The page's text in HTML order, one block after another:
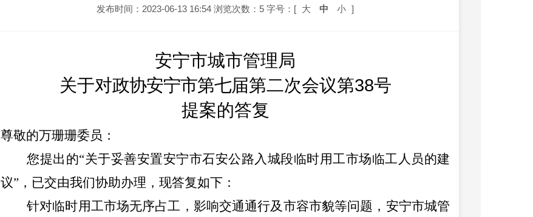
发布时间：2023-06-13 16:54 浏览次数：5 字号：[ 大 中 小 ]
安宁市城市管理局
关于对政协安宁市第七届第二次会议第38号
提案的答复
尊敬的万珊珊委员 ：
您提出的“关于妥善安置安宁市石安公路入城段临时用工市场临工人员的建
议” ，已交由我们协助办理，现答复如下：
针对临时用工市场无序占工 ，影响交通通行及市容市貌等问题，安宁市城管